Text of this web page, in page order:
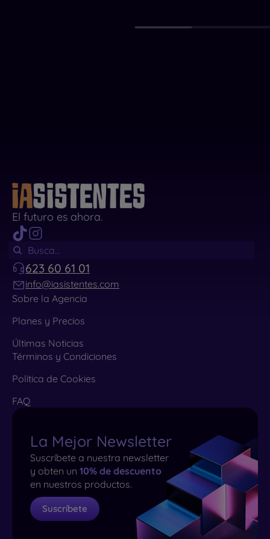
El futuro es ahora.
623 60 61 01
info@iasistentes.com
Sobre la Agencia
Planes y Precios
Últimas Noticias
Términos y Condiciones
Política de Cookies
FAQ
La Mejor Newsletter
Suscríbete a nuestra newsletter
y obten un 10% de descuento
en nuestros productos.
Suscríbete